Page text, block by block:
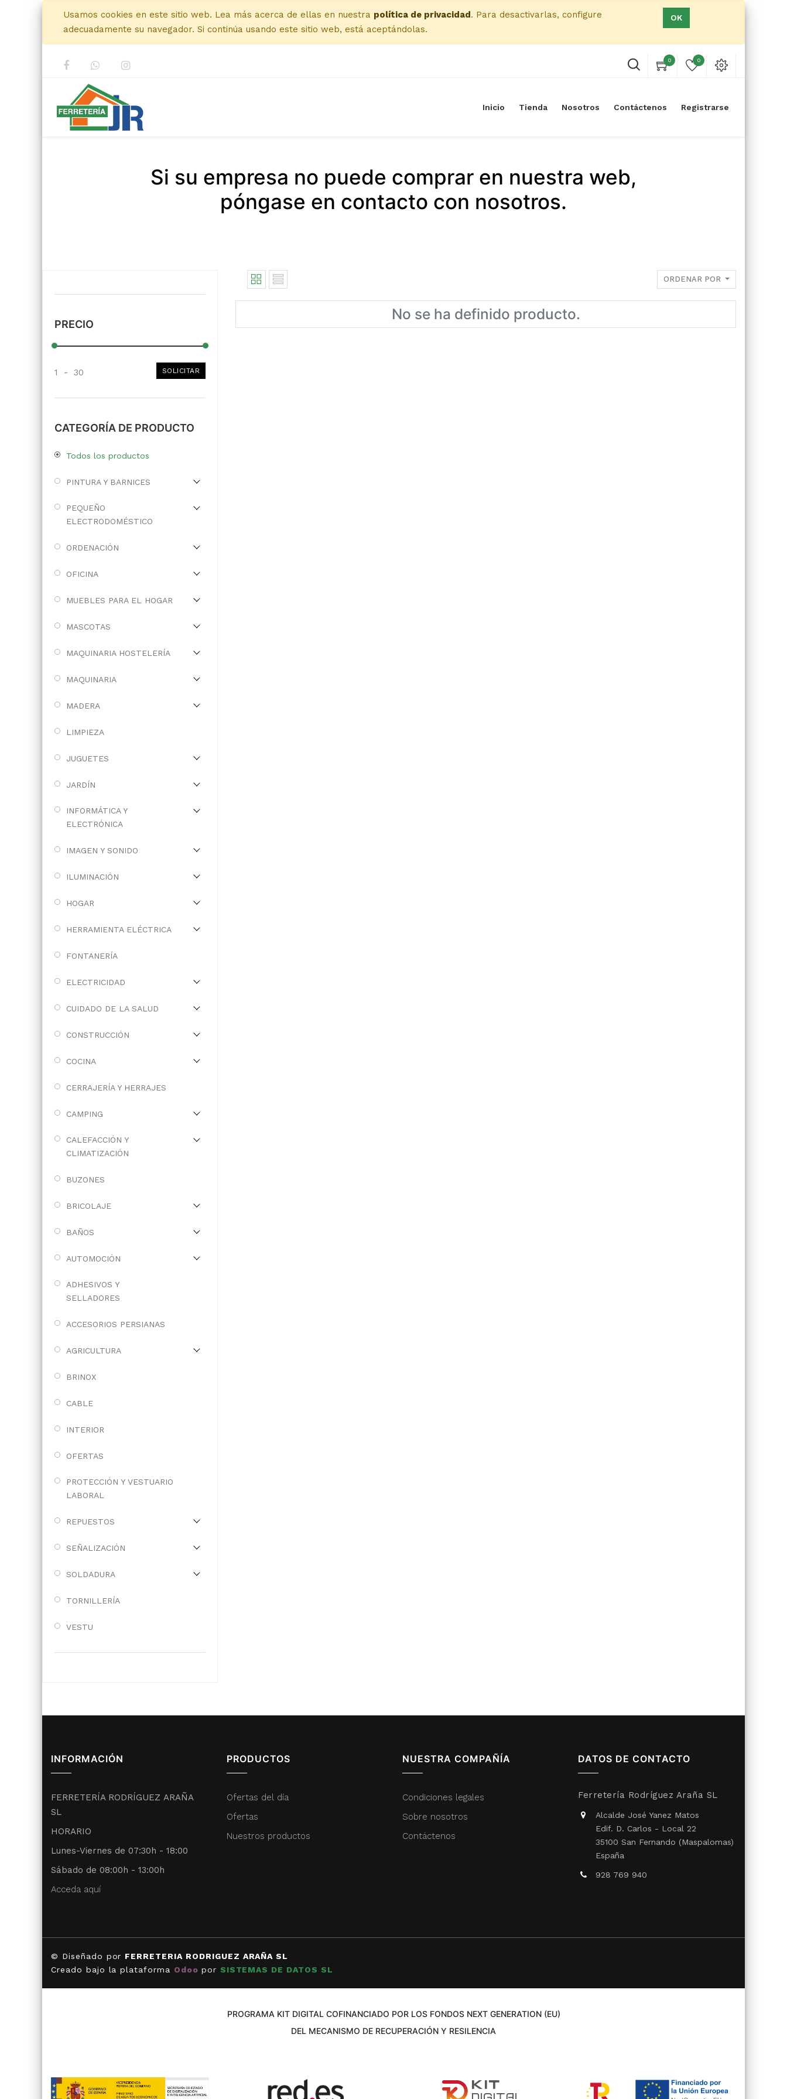
Usamos cookies en este sitio web. Lea más acerca de ellas en nuestra política de privacidad. Para desactivarlas, configure
adecuadamente su navegador. Si continúa usando este sitio web, está aceptándolas.
OK
0 0
Inicio Tienda Nosotros Contáctenos Registrarse
Si su empresa no puede comprar en nuestra web,
póngase en contacto con nosotros.
PRECIO
1 - 30 SOLICITAR
CATEGORÍA DE PRODUCTO
Todos los productos
PINTURA Y BARNICES
PEQUEÑO
ELECTRODOMÉSTICO
ORDENACIÓN
OFICINA
MUEBLES PARA EL HOGAR
MASCOTAS
MAQUINARIA HOSTELERÍA
MAQUINARIA
MADERA
LIMPIEZA
JUGUETES
JARDÍN
INFORMÁTICA Y
ELECTRÓNICA
IMAGEN Y SONIDO
ILUMINACIÓN
HOGAR
HERRAMIENTA ELÉCTRICA
FONTANERÍA
ELECTRICIDAD
CUIDADO DE LA SALUD
CONSTRUCCIÓN
COCINA
CERRAJERÍA Y HERRAJES
CAMPING
CALEFACCIÓN Y
CLIMATIZACIÓN
BUZONES
BRICOLAJE
BAÑOS
AUTOMOCIÓN
ADHESIVOS Y
SELLADORES
ACCESORIOS PERSIANAS
AGRICULTURA
BRINOX
CABLE
INTERIOR
OFERTAS
PROTECCIÓN Y VESTUARIO
LABORAL
REPUESTOS
SEÑALIZACIÓN
SOLDADURA
TORNILLERÍA
VESTU
ORDENAR POR
No se ha definido producto.
INFORMACIÓN
FERRETERÍA RODRÍGUEZ ARAÑA
SL
HORARIO
Lunes-Viernes de 07:30h - 18:00
Sábado de 08:00h - 13:00h
Acceda aquí
PRODUCTOS
Ofertas del día
Ofertas
Nuestros productos
NUESTRA COMPAÑÍA
Condiciones legales
Sobre nosotros
Contáctenos
DATOS DE CONTACTO
Ferretería Rodríguez Araña SL
Alcalde José Yanez Matos
Edif. D. Carlos - Local 22
35100 San Fernando (Maspalomas)
España
928 769 940
© Diseñado por FERRETERIA RODRIGUEZ ARAÑA SL
Creado bajo la plataforma Odoo por SISTEMAS DE DATOS SL
PROGRAMA KIT DIGITAL COFINANCIADO POR LOS FONDOS NEXT GENERATION (EU)
DEL MECANISMO DE RECUPERACIÓN Y RESILENCIA